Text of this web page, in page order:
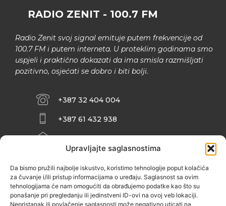
Upravljajte saglasnostima
Da bismo pružili najbolje iskustvo, koristimo tehnologije poput kolačića
za čuvanje i/ili pristup informacijama o uređaju. Saglasnost sa ovim
tehnologijama će nam omogućiti da obrađujemo podatke kao što su
ponašanje pri pregledanju ili jedinstveni ID-ovi na ovoj veb lokaciji.
Nepristanak ili povlačenje saglasnosti može negativno uticati na
RADIO ZENIT - 100.7 FM
Radio Zenit svoj signal emituje putem frekvencije od
100.7 FM i putem interneta. U proteklim godinama smo
uspjeli i praktično dokazati da ima smisla razmišljati
pozitivno, osjećati se dobro i biti bolji.
+387 32 404 004
+387 61 432 938
ZENIČANKA, 3. SPRAT), 72000 ZENICA